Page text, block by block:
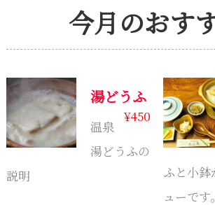
祥
宗
庵
よ
こ
の
美
し
い
温
泉
今月のおす
湯どうふ
¥450
温泉
湯どうふの
説明
ふと小
ューです。